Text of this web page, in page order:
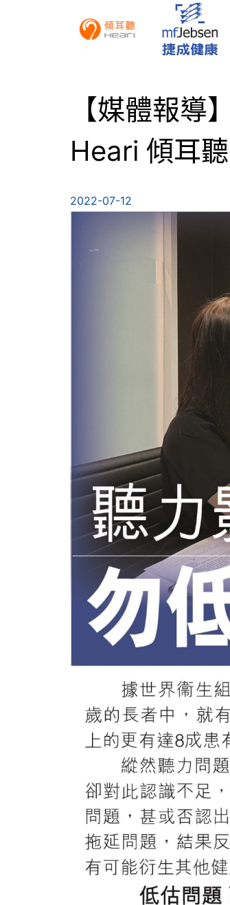
【媒體報導
Heari 傾耳聽
2022-07-12